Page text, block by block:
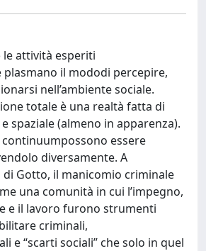
attività esperiti
il mododi percepire,
nell’ambiente sociale.
totale è una realtà fatta di
spaziale (almeno in apparenza).
essere
diversamente. A
di Gotto, il manicomio criminale
una comunità in cui l’impegno,
e il lavoro furono strumenti
criminali,
e “scarti sociali” che solo in quel